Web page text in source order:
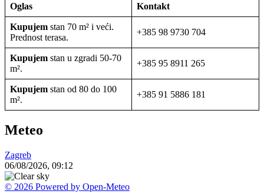
Oglas Kontakt
Kupujem stan 70 m² i veći.
Prednost terasa.
+385 98 9730 704
Kupujem stan u zgradi 50-70
m².
+385 95 8911 265
Kupujem stan od 80 do 100
m².
+385 91 5886 181
Meteo
Zagreb
06/08/2026, 09:12
© 2026 Powered by Open-Meteo